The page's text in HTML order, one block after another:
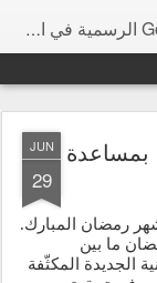
JUN
29
بمساعدة